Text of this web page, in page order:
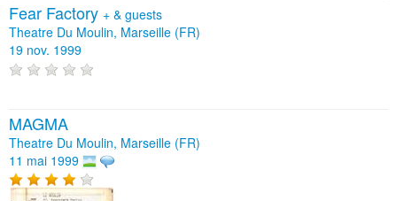
Fear Factory + & guests
Theatre Du Moulin, Marseille (FR)
19 nov. 1999
MAGMA
Theatre Du Moulin, Marseille (FR)
11 mai 1999